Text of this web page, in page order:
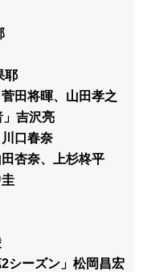
耶
田将暉、山田孝之
吉沢亮
口春奈
杏奈、上杉柊平
シーズン」松岡昌宏